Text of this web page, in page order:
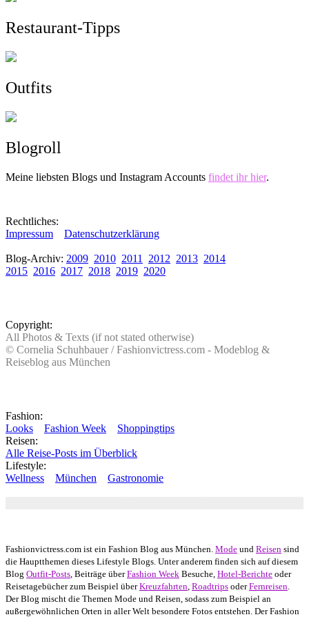
Restaurant-Tipps
Outfits
Blogroll
Meine liebsten Blogs und Instagram Accounts findet ihr hier.
Rechtliches:
Impressum
Datenschutzerklärung
Blog-Archiv: 2009 2010 2011 2012 2013 2014
2015 2016 2017 2018 2019 2020
Copyright:
All Photos & Texts (if not stated otherwise)
© Cornelia Schuhbauer / Fashionvictress.com - Modeblog &
Reiseblog aus München
Fashion:
Looks
Fashion Week
Shoppingtips
Reisen:
Alle Reise-Posts im Überblick
Lifestyle:
Wellness
München Gastronomie
Fashionvictress.com ist ein Fashion Blog aus München. Mode und Reisen sind
die Hauptthemen dieses Lifestyle Blogs. Unter anderem finden sich auf diesem
Blog Outfit-Posts , Beiträge überFashion Week Besuche, Hotel-Berichte oder
Reisetagebücher zum Beispiel überKreuzfahrten Roadtrips oderFernreisen
Der Blog mischt die Themen Mode und Reisen, sodass zum Beispiel an
außergewöhnlichen Orten in aller Welt besondere Fotos entstehen. Der Fashion